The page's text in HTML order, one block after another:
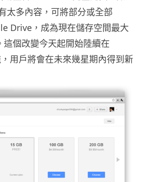
太多內容，可將部分或全部
Drive，成為現在儲存空間最大
這個改變今天起開始陸續在
用戶將會在未來幾星期內得到新